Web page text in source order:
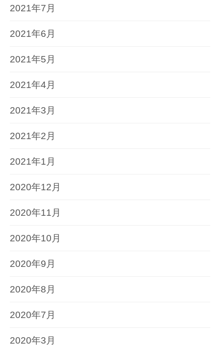
2021年7月
2021年6月
2021年5月
2021年4月
2021年3月
2021年2月
2021年1月
2020年12月
2020年11月
2020年10月
2020年9月
2020年8月
2020年7月
2020年3月